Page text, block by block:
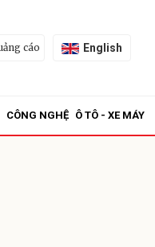
cáo English
CÔNG NGHỆ Ô TÔ - XE MÁY